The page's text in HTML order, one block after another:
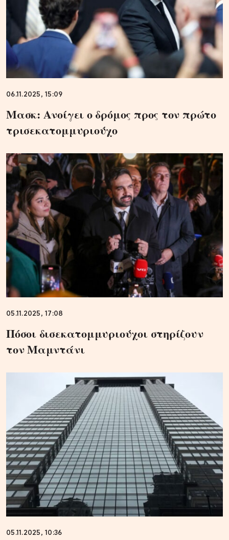
06.11.2025, 15:09
Μασκ: Ανοίγει ο δρόμος προς τον πρώτο
τρισεκατομμυριούχο
05.11.2025, 17:08
Πόσοι δισεκατομμυριούχοι στηρίζουν
τον Μαμντάνι
05.11.2025, 10:36